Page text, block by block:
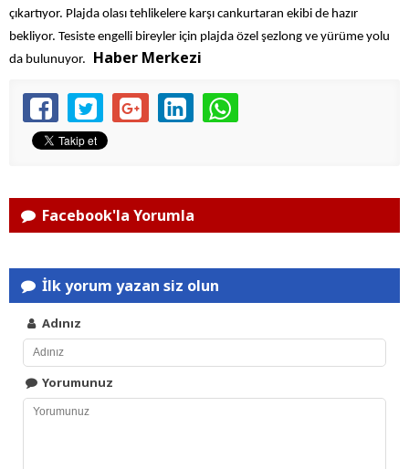
çıkartıyor. Plajda olası tehlikelere karşı cankurtaran ekibi de hazır
bekliyor. Tesiste engelli bireyler için plajda özel şezlong ve yürüme yolu
da bulunuyor.
Haber Merkezi
Facebook'la Yorumla
İlk yorum yazan siz olun
Adınız
Yorumunuz